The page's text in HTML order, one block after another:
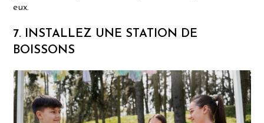
eux.
7. INSTALLEZ UNE STATION DE
BOISSONS